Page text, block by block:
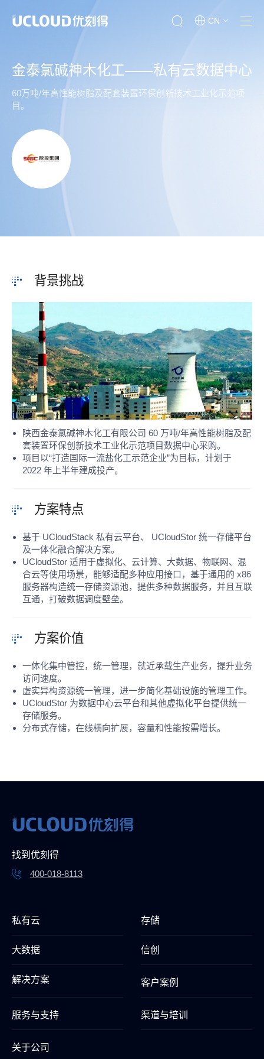
CN
金泰氯碱神木化工——私有云数据中心
60万吨/年高性能树脂及配套装置环保创新技术工业化示范项
目。
背景挑战
陕西金泰氯碱神木化工有限公司 60 万吨/年高性能树脂及配
套装置环保创新技术工业化示范项目数据中心采购。
项目以“打造国际一流盐化工示范企业”为目标，计划于
2022 年上半年建成投产。
方案特点
基于 UCloudStack 私有云平台、 UCloudStor 统一存储平台
及一体化融合解决方案。
UCloudStor 适用于虚拟化、云计算、⼤数据、物联网、混
合云等使用场景，能够适配多种应⽤接口，基于通用的 x86
服务器构造统⼀存储资源池，提供多种数据服务，并且互联
互通，打破数据调度壁垒。
方案价值
一体化集中管控，统一管理，就近承载生产业务，提升业务
访问速度。
虚实异构资源统一管理，进一步简化基础设施的管理工作。
UCloudStor 为数据中心云平台和其他虚拟化平台提供统一
存储服务。
分布式存储，在线横向扩展，容量和性能按需增长。
找到优刻得
400-018-8113
私有云 存储
大数据 信创
解决方案 客户案例
服务与支持 渠道与培训
关于公司